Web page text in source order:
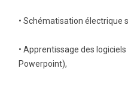
• Schématisation électrique
• Apprentissage des
Powerpoint),